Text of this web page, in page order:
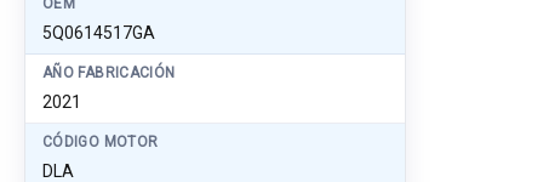
OEM
5Q0614517GA
AÑO FABRICACIÓN
2021
CÓDIGO MOTOR
DLA